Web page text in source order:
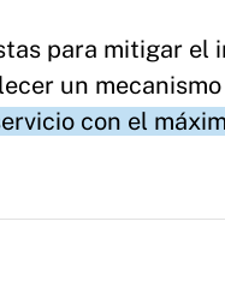
para mitigar el
un
con el